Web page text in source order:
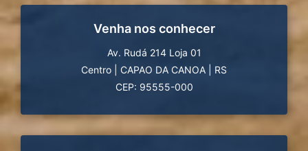
Venha nos conhecer
Av. Rudá 214 Loja 01
Centro
CAPAO DA CANOA
RS
CEP: 95555-000